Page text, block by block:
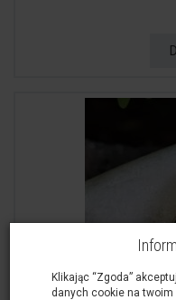
Klikając “Zgoda”
danych cookie na twoim